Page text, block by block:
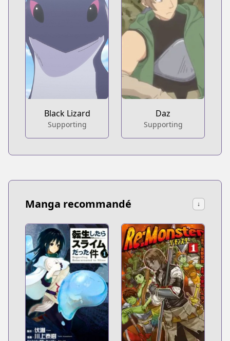
Black Lizard
Supporting
Daz
Supporting
Manga recommandé ↓